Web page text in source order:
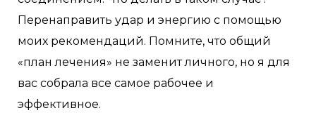
Перенаправить удар и энергию с помощью
моих рекомендаций. Помните, что общий
«план лечения» не заменит личного, но я для
вас собрала все самое рабочее и
эффективное.